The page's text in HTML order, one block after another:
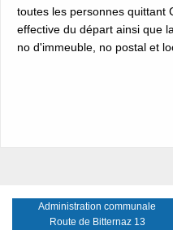
toutes les personnes quittant
effective du départ ainsi que
no d'immeuble, no postal et
Administration communale
Route de Bitternaz 13